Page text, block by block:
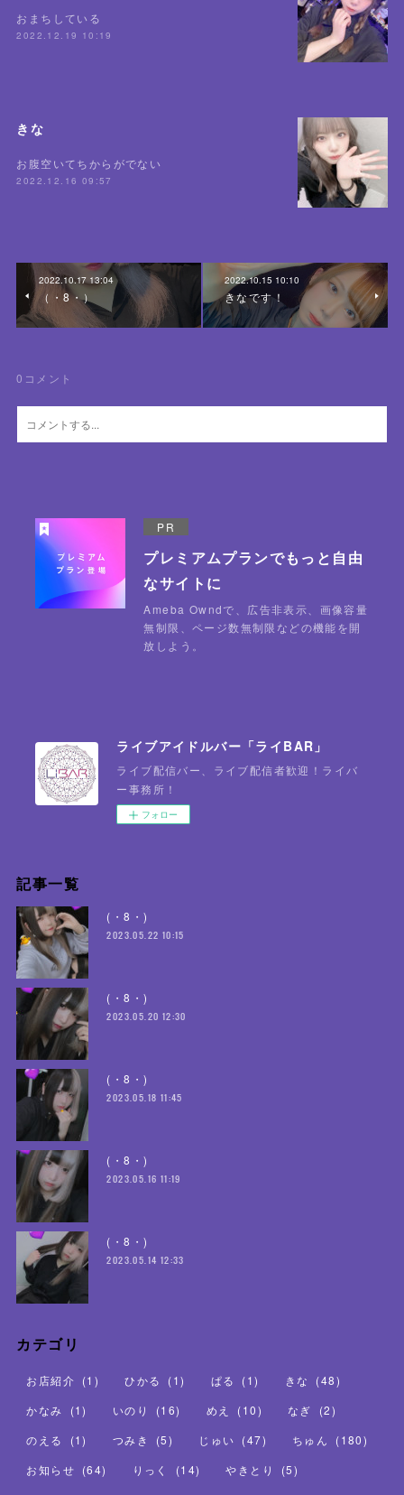
おまちしている
2022.12.19 10:19
きな
お腹空いてちからがでない
2022.12.16 09:57
2022.10.17 13:04
（・8・）
2022.10.15 10:10
きなです！
0 コメント
PR
プレミアムプランでもっと自由
なサイトに
Ameba Owndで、広告非表示、画像容量
無制限、ページ数無制限などの機能を開
放しよう。
ライブアイドルバー「ライBAR」
ライブ配信バー、ライブ配信者歓迎！ライバ
ー事務所！
フォロー
記事一覧
(・8・)
2023.05.22 10:15
(・8・)
2023.05.20 12:30
(・8・)
2023.05.18 11:45
(・8・)
2023.05.16 11:19
(・8・)
2023.05.14 12:33
カテゴリ
お店紹介 (1 ) ひかる (1) ぱる (1) きな (48)
かなみ
(1) いのり (16) めえ (10) なぎ (2)
のえる
(1) つみき (5) じゅい (47) ちゅん (180)
お知らせ (64) りっく (14) やきとり (5)